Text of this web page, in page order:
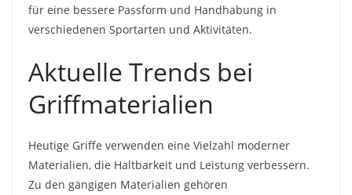
für eine bessere Passform und Handhabung in
verschiedenen Sportarten und Aktivitäten.
Aktuelle Trends bei
Griffmaterialien
Heutige Griffe verwenden eine Vielzahl moderner
Materialien, die Haltbarkeit und Leistung verbessern.
Zu den gängigen Materialien gehören